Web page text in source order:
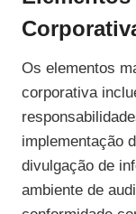
Os elementos
corporativa
implementação
divulgação de
ambiente de